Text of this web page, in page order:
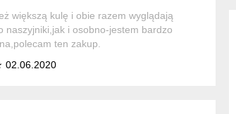
większą kulę i obie razem wyglądają
naszyjniki,jak i osobno-jestem bardzo
ten zakup.